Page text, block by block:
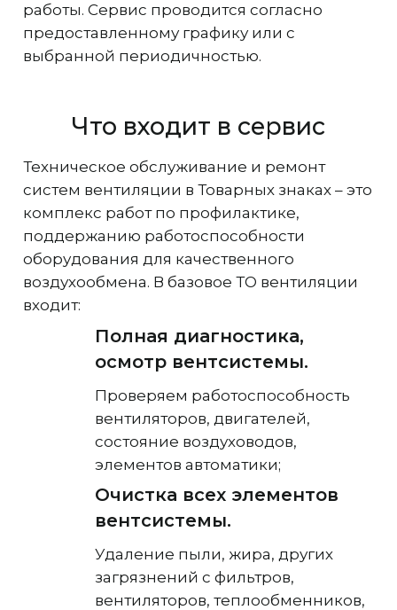
работы. Сервис проводится согласно
предоставленному графику или с
выбранной периодичностью.
Что входит в сервис
Техническое обслуживание и ремонт
систем вентиляции в Товарных знаках – это
комплекс работ по профилактике,
поддержанию работоспособности
оборудования для качественного
воздухообмена. В базовое ТО вентиляции
входит:
Полная диагностика,
осмотр вентсистемы.
Проверяем работоспособность
вентиляторов, двигателей,
состояние воздуховодов,
элементов автоматики;
Очистка всех элементов
вентсистемы.
Удаление пыли, жира, других
загрязнений с фильтров,
вентиляторов, теплообменников,